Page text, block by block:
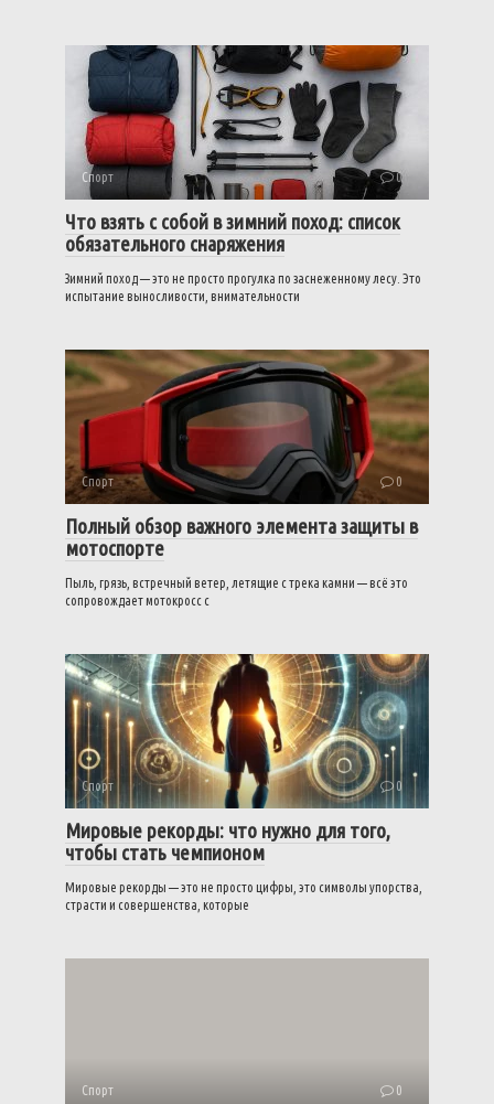
Спорт 0
Что взять с собой в зимний поход: список
обязательного снаряжения
Зимний поход — это не просто прогулка по заснеженному лесу. Это
испытание выносливости, внимательности
Спорт 0
Полный обзор важного элемента защиты в
мотоспорте
Пыль, грязь, встречный ветер, летящие с трека камни — всё это
сопровождает мотокросс с
Спорт 0
Мировые рекорды: что нужно для того,
чтобы стать чемпионом
Мировые рекорды — это не просто цифры, это символы упорства,
страсти и совершенства, которые
Спорт 0